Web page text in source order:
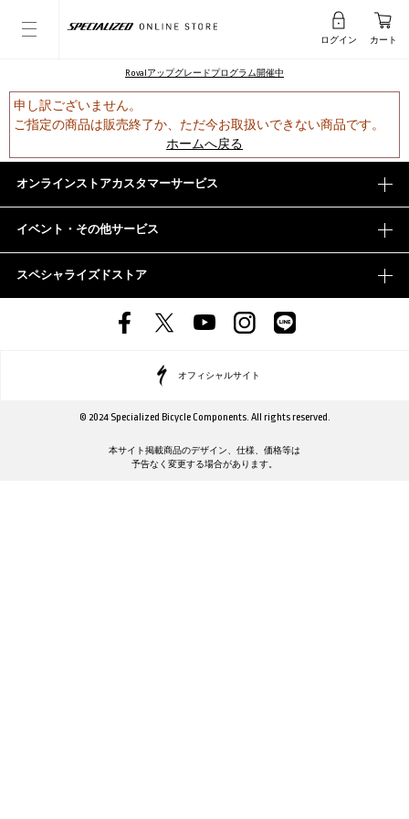
ログイン カート
Rovalアップグレードプログラム開催中
申し訳ございません。
ご指定の商品は販売終了か、ただ今お取扱いできない商品です。
ホームへ戻る
オンラインストアカスタマーサービス
イベント・その他サービス
スペシャライズドストア
オフィシャルサイト
© 2024 Specialized Bicycle Components. All rights reserved.
本サイト掲載商品のデザイン、仕様、価格等は
予告なく変更する場合があります。